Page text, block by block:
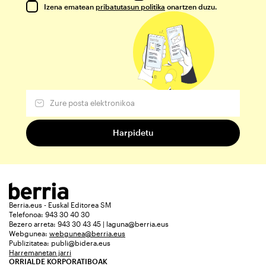
Izena ematean pribatutasun politika onartzen duzu.
Berria.eus - Euskal Editorea SM
Telefonoa: 943 30 40 30
Bezero arreta: 943 30 43 45 | laguna@berria.eus
Webgunea: webgunea@berria.eus
Publizitatea: publi@bidera.eus
Harremanetan jarri
ORRIALDE KORPORATIBOAK